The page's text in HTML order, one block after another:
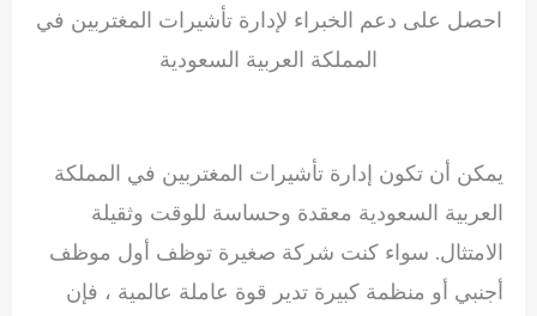
احصل على دعم الخبراء لإدارة تأشيرات المغتربين في
المملكة العربية السعودية
يمكن أن تكون إدارة تأشيرات المغتربين في المملكة
العربية السعودية معقدة وحساسة للوقت وثقيلة
الامتثال. سواء كنت شركة صغيرة توظف أول موظف
أجنبي أو منظمة كبيرة تدير قوة عاملة عالمية ، فإن